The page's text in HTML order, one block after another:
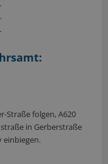
Straße folgen, A620
in Gerberstraße
einbiegen.